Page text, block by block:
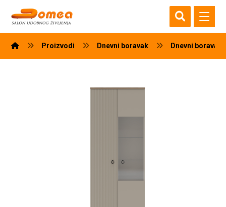
Proizvodi Dnevni boravak Dnevni boravak